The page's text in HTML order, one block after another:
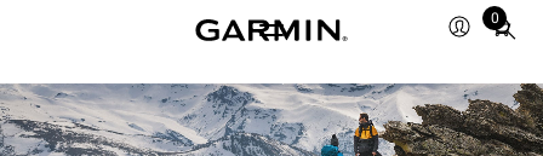
0
Total
in
cart:
0